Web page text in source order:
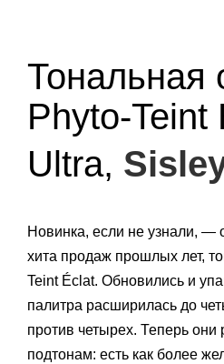
Тональная
Phyto-Teint
Ultra,
Новинка, если не узнали, —
хита продаж прошлых лет,
Teint Éclat. Обновились и
палитра расширилась до
против четырех. Теперь
подтонам: есть как более